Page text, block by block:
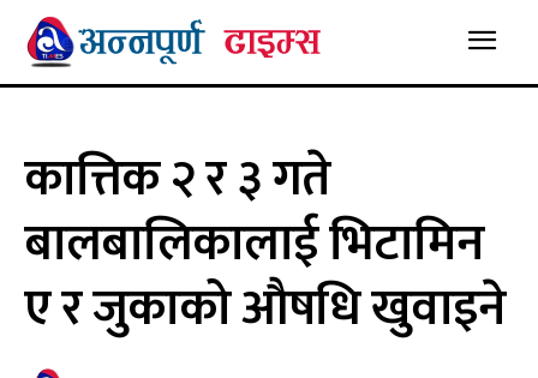
कात्तिक २ र ३ गते
बालबालिकालाई भिटामिन
ए र जुकाको औषधि खुवाइने